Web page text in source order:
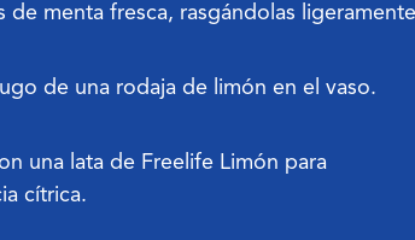
de menta fresca, rasgándolas
de una rodaja de limón en el vaso.
una lata de Freelife Limón para
cítrica.